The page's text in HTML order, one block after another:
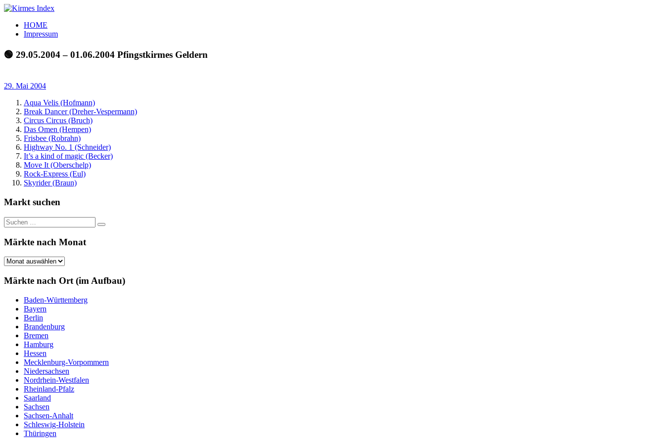
Zum
springen
Kirmes
Index
Tourpläne
der
letzten
HOME
Impressum
🟢 29.05.2004 – 01.06.2004 Pfingstkirmes Geldern
29. Mai 2004
Aqua Velis (Hofmann)
Break Dancer (Dreher-Vespermann)
Circus Circus (Bruch)
Das Omen (Hempen)
Frisbee (Robrahn)
Highway No. 1 (Schneider)
It’s a kind of magic (Becker)
Move It (Oberschelp)
Rock-Express (Eul)
Skyrider (Braun)
Markt suchen
Suchen
nach:
Suchen
Märkte nach Monat
Märkte
Monat
Märkte nach Ort (im Aufbau)
Baden-Württemberg
Bayern
Berlin
Brandenburg
Bremen
Hamburg
Hessen
Mecklenburg-Vorpommern
Niedersachsen
Nordrhein-Westfalen
Rheinland-Pfalz
Saarland
Sachsen
Sachsen-Anhalt
Schleswig-Holstein
Thüringen